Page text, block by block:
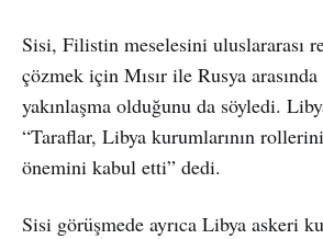
Sisi, Filistin meselesini uluslararası
çözmek için Mısır ile Rusya
yakınlaşma olduğunu da söyledi.
“Taraflar, Libya kurumlarının
önemini kabul etti” dedi.
Sisi görüşmede ayrıca Libya askeri